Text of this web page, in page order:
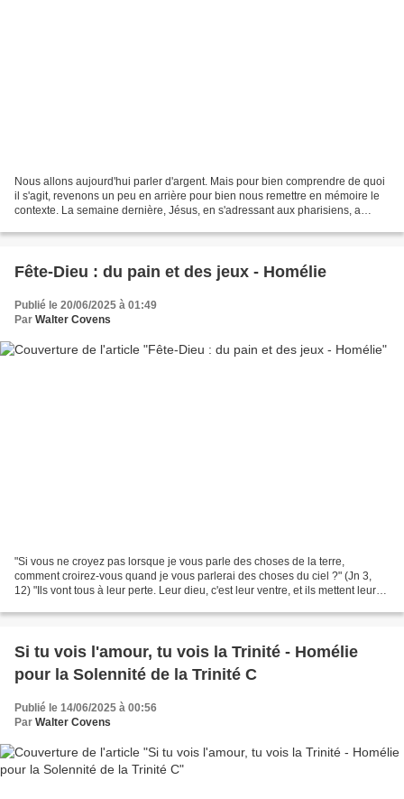
Nous allons aujourd'hui parler d'argent. Mais pour bien comprendre de quoi
il s'agit, revenons un peu en arrière pour bien nous remettre en mémoire le
contexte. La semaine dernière, Jésus, en s'adressant aux pharisiens, a
Fête-Dieu : du pain et des jeux - Homélie
Publié le 20/06/2025 à 01:49
Par Walter Covens
"Si vous ne croyez pas lorsque je vous parle des choses de la terre,
comment croirez-vous quand je vous parlerai des choses du ciel ?" (Jn 3,
12) "Ils vont tous à leur perte. Leur dieu, c'est leur ventre, et ils mettent leur
Si tu vois l'amour, tu vois la Trinité - Homélie
pour la Solennité de la Trinité C
Publié le 14/06/2025 à 00:56
Par Walter Covens